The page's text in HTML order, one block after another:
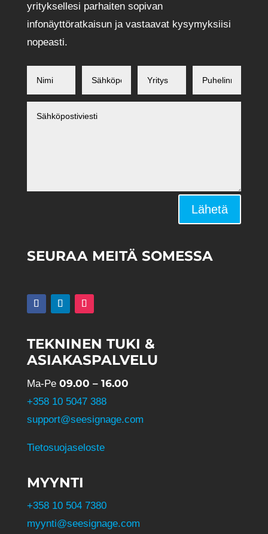
yrityksellesi parhaiten sopivan
infonäyttöratkaisun ja vastaavat kysymyksiisi
nopeasti.
Lähetä
SEURAA MEITÄ SOMESSA
TEKNINEN TUKI &
ASIAKASPALVELU
Ma-Pe 09.00 – 16.00
+358 10 5047 388
support@seesignage.com
Tietosuojaseloste
MYYNTI
+358 10 504 7380
myynti@seesignage.com